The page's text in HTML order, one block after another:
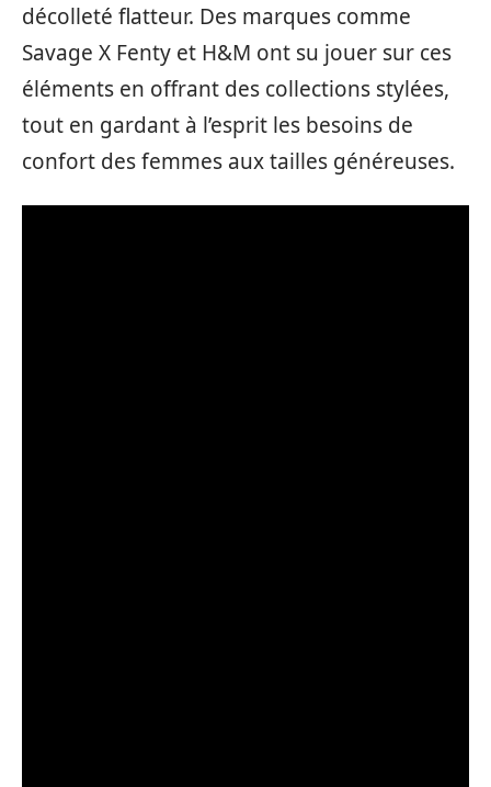
décolleté flatteur. Des marques comme
Savage X Fenty et H&M ont su jouer sur ces
éléments en offrant des collections stylées,
tout en gardant à l’esprit les besoins de
confort des femmes aux tailles généreuses.